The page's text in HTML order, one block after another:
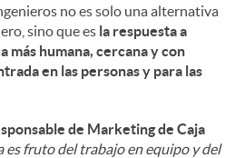
no es solo una alternativa
sino que es la respuesta a
más humana, cercana y con
en las personas y para las
de Marketing de Caja
es fruto del trabajo en equipo y del